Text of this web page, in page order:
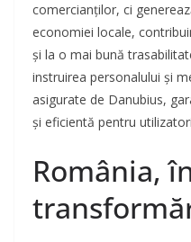
comercianților, ci
economiei locale,
și la o mai bună
instruirea personalului și
asigurate de Danubius,
și eficientă pentru
România,